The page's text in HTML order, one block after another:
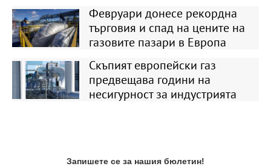
Февруари донесе рекордна
търговия и спад на цените на
газовите пазари в Европа
Скъпият европейски газ
предвещава години на
несигурност за индустрията